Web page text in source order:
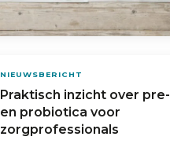
NIEUWSBERICHT
Praktisch inzicht over pre-
en probiotica voor
zorgprofessionals